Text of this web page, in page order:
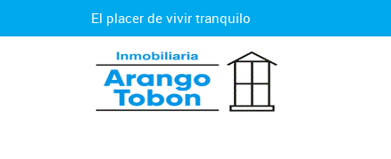
El placer de vivir tranquilo